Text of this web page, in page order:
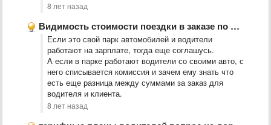
8 лет назад
Видимость стоимости поездки в заказе по безналу
Если это свой парк автомобилей и водители
работают на зарплате, тогда еще соглашусь.
А если в парке работают водители со своими авто, с
него списывается комиссия и зачем ему знать что
есть еще разница между суммами за заказ для
водителя и клиента.
8 лет назад